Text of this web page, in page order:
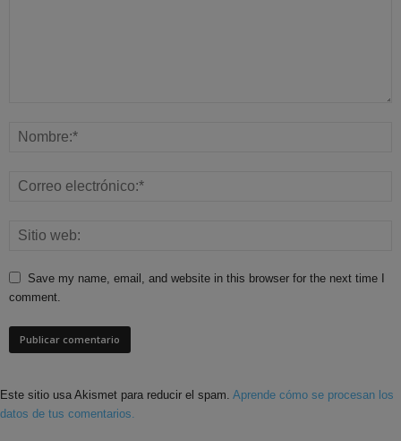
Save my name, email, and website in this browser for the next time I
comment.
Este sitio usa Akismet para reducir el spam. Aprende cómo se procesan los
datos de tus comentarios.